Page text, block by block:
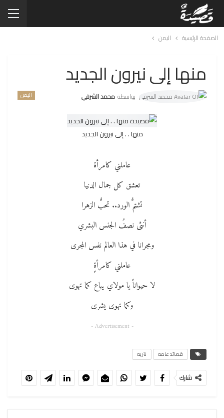
الصفحة الرئيسية اليمن
منها إلى نيرون الجديد
اليمن بواسطة محمد الشرفي
منها . . إلى نيرون الجديد
عاملني كامرأة
تعشق كل جمال الدنيا
تشتمُّ الورد.. تحبُّ الزهرا
أنثى نصفُ الجنس البشري
ومجرانا في هذا العالم نفس المجرى
عاملني كامرأةٍ
لا حيواناً يا مولاي يباع كما تهوى
وكما تهوى يشرى
- Advertisement -
قصائد عامه نثريه
شارك